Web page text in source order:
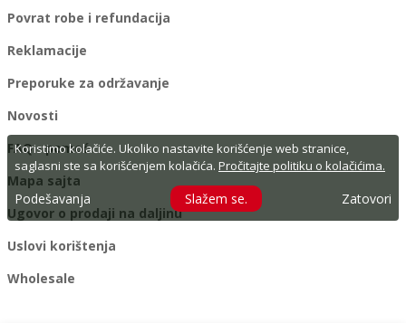
Koristimo kolačiće. Ukoliko nastavite korišćenje web stranice,
saglasni ste sa korišćenjem kolačića. Pročitajte politiku o kolačićima.
Podešavanja Slažem se. Zatovori
Povrat robe i refundacija
Reklamacije
Preporuke za održavanje
Novosti
FAQ - pomoć
Mapa sajta
Ugovor o prodaji na daljinu
Uslovi korištenja
Wholesale